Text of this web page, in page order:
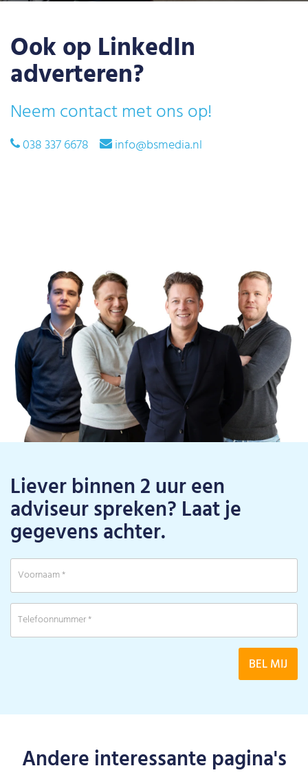
Ook op LinkedIn
adverteren?
Neem contact met ons op!
038 337 6678 info@bsmedia.nl
Liever binnen 2 uur een
adviseur spreken? Laat je
gegevens achter.
Andere interessante pagina's